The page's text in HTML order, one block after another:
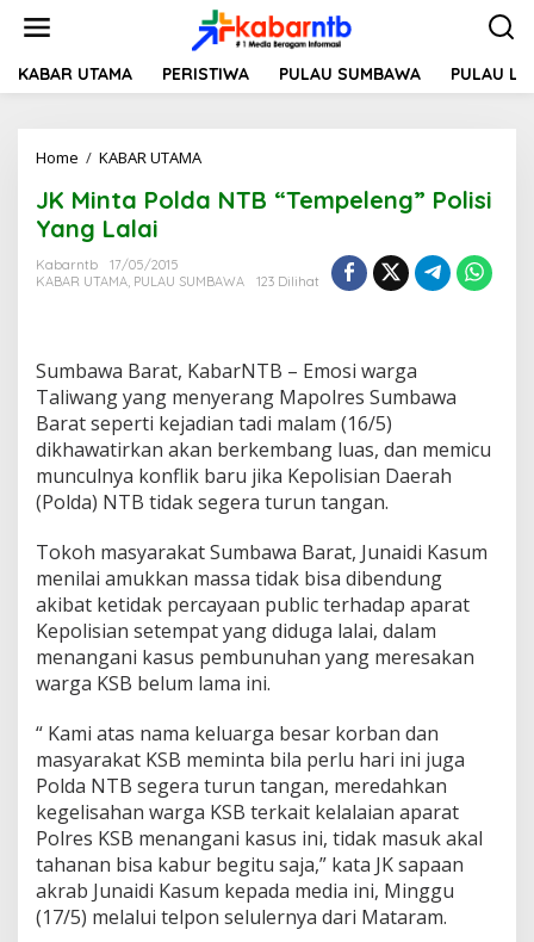
t
KABAR UTAMA PERISTIWA PULAU SUMBAWA PULAU
Home / KABAR UTAMA
M
a
d
a
N
T
B
“
T
m
p
e
l
e
n
g
”
o
l
i
i
Y
a
n
g
L
JK Minta Polda NTB “Tempeleng” Polisi
Yang Lalai
Kabarntb
17/05/2015
KABAR UTAMA, PULAU SUMBAWA 123 Dilihat
Sumbawa Barat, KabarNTB – Emosi warga
Taliwang yang menyerang Mapolres Sumbawa
Barat seperti kejadian tadi malam (16/5)
dikhawatirkan akan berkembang luas, dan memicu
munculnya konflik baru jika Kepolisian Daerah
(Polda) NTB tidak segera turun tangan.
Tokoh masyarakat Sumbawa Barat, Junaidi Kasum
menilai amukkan massa tidak bisa dibendung
akibat ketidak percayaan public terhadap aparat
Kepolisian setempat yang diduga lalai, dalam
menangani kasus pembunuhan yang meresakan
warga KSB belum lama ini.
“ Kami atas nama keluarga besar korban dan
masyarakat KSB meminta bila perlu hari ini juga
Polda NTB segera turun tangan, meredahkan
kegelisahan warga KSB terkait kelalaian aparat
Polres KSB menangani kasus ini, tidak masuk akal
tahanan bisa kabur begitu saja,” kata JK sapaan
akrab Junaidi Kasum kepada media ini, Minggu
(17/5) melalui telpon selulernya dari Mataram.